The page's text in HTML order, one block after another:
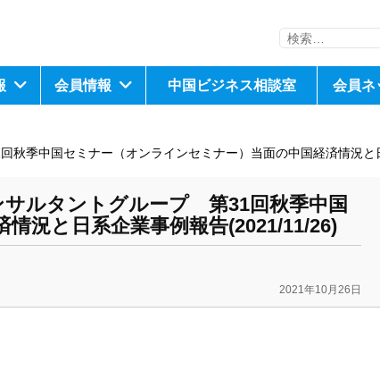
検
会員情報 中国ビジネス相談室 会員ネ
秋季中国セミナー（オンラインセミナー）当面の中国経済情況
サルタントグループ 第31回秋季中国
況と日系企業事例報告(2021/11/26)
2021年10月26日